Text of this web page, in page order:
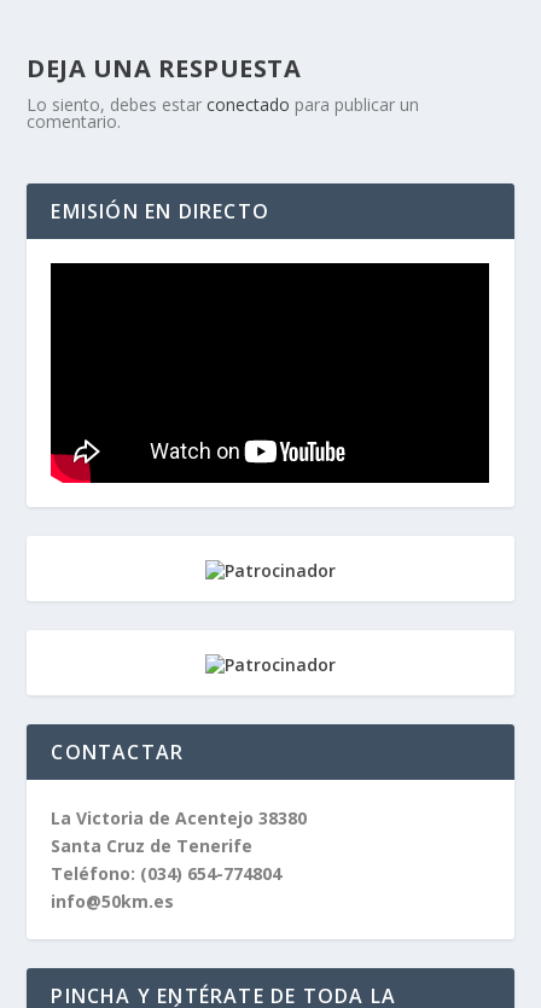
DEJA UNA RESPUESTA
Lo siento, debes estarconectado para publicar un
comentario.
EMISIÓN EN DIRECTO
CONTACTAR
La Victoria de Acentejo 38380
Santa Cruz de Tenerife
Teléfono: (034) 654-774804
info@50km.es
PINCHA Y ENTÉRATE DE TODA LA